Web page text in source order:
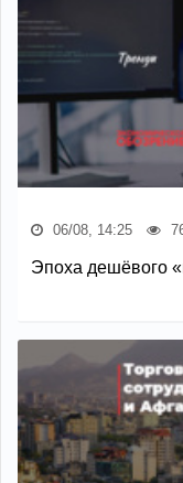
06/08, 14:25
Эпоха дешёвого